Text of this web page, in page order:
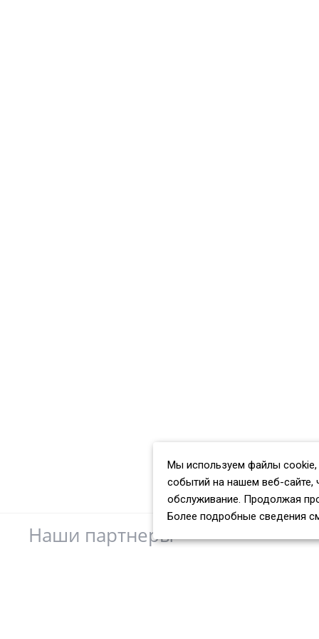
Наши партнеры
Мы используем файлы cookie,
событий на нашем веб-сайте,
обслуживание. Продолжая
Более подробные сведения